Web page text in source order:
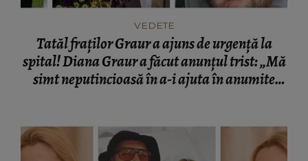
VEDETE
Tatăl fraților Graur a ajuns de urgență la
spital! Diana Graur a făcut anunțul trist: „Mă
simt neputincioasă în a-i ajuta în anumite